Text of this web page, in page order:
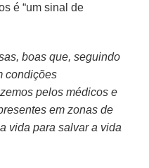
é “um sinal de
boas que, seguindo
condições
pelos médicos e
em zonas de
vida para salvar a vida